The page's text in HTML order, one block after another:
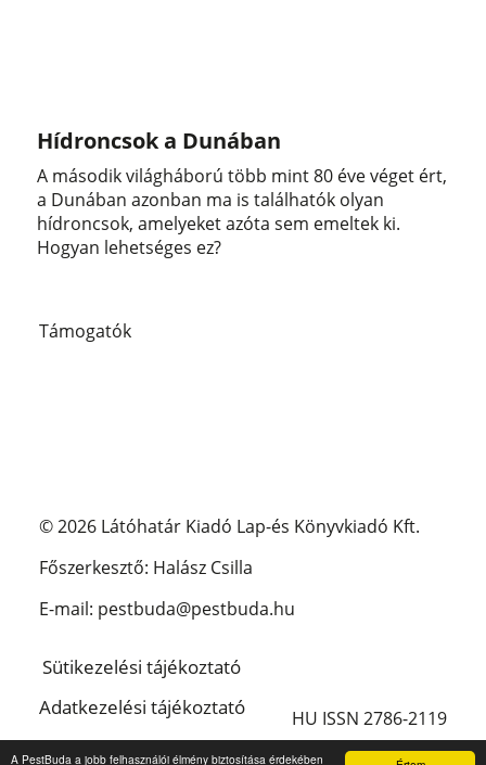
A PestBuda a jobb felhasználói élmény biztosítása érdekében
Hídroncsok a Dunában
A második világháború több mint 80 éve véget ért,
a Dunában azonban ma is találhatók olyan
hídroncsok, amelyeket azóta sem emeltek ki.
Hogyan lehetséges ez?
Támogatók
© 2026 Látóhatár Kiadó Lap-és Könyvkiadó Kft.
Főszerkesztő: Halász Csilla
E-mail: pestbuda@pestbuda.hu
Sütikezelési tájékoztató
Adatkezelési tájékoztató
Impresszum
HU ISSN 2786-2119